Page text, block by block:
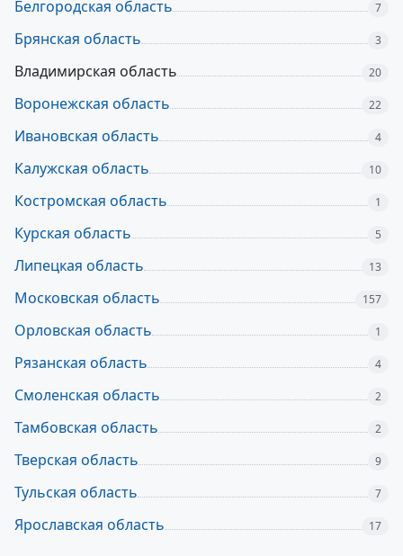
Белгородская область 7
Брянская область 3
Владимирская область 20
Воронежская область 22
Ивановская область 4
Калужская область 10
Костромская область 1
Курская область 5
Липецкая область 13
Московская область 157
Орловская область 1
Рязанская область 4
Смоленская область 2
Тамбовская область 2
Тверская область 9
Тульская область 7
Ярославская область 17